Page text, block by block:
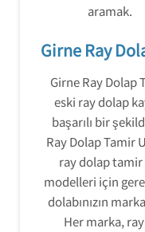
aramak.
Girne Ray
Girne Ray Dolap
eski ray dolap
başarılı bir
Ray Dolap Tamir
ray dolap
modelleri için
dolabınızın
Her marka,